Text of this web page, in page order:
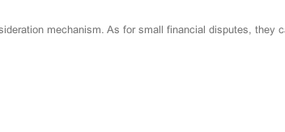
mechanism. As for small financial disputes, they